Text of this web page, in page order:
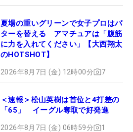
夏場の重いグリーンで女子プロはパ
ターを替える アマチュアは「腹筋
に力を入れてください」【大西翔太
のHOTSHOT】
2026年8月7日 (金) 12時00分 7
＜速報＞松山英樹は首位と4打差の
「65」 イーグル奪取で好発進
2026年8月7日 (金) 06時59分 1